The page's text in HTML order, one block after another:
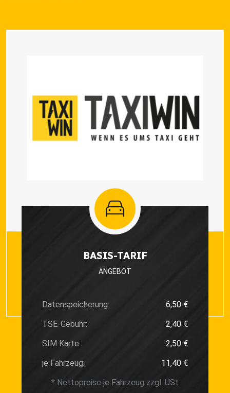
BASIS-TARIF
ANGEBOT
Datenspeicherung:
6,50 €
TSE-Gebühr:
2,40 €
SIM Karte:
2,50 €
je Fahrzeug:
11,40 €
* Nettopreise je Fahrzeug zzgl. USt